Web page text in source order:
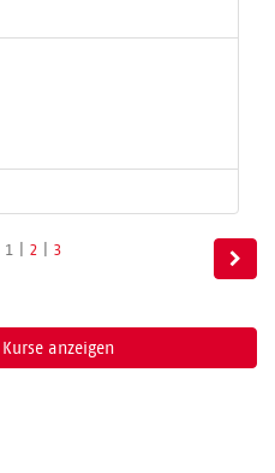
1 2 3
Kurse anzeigen